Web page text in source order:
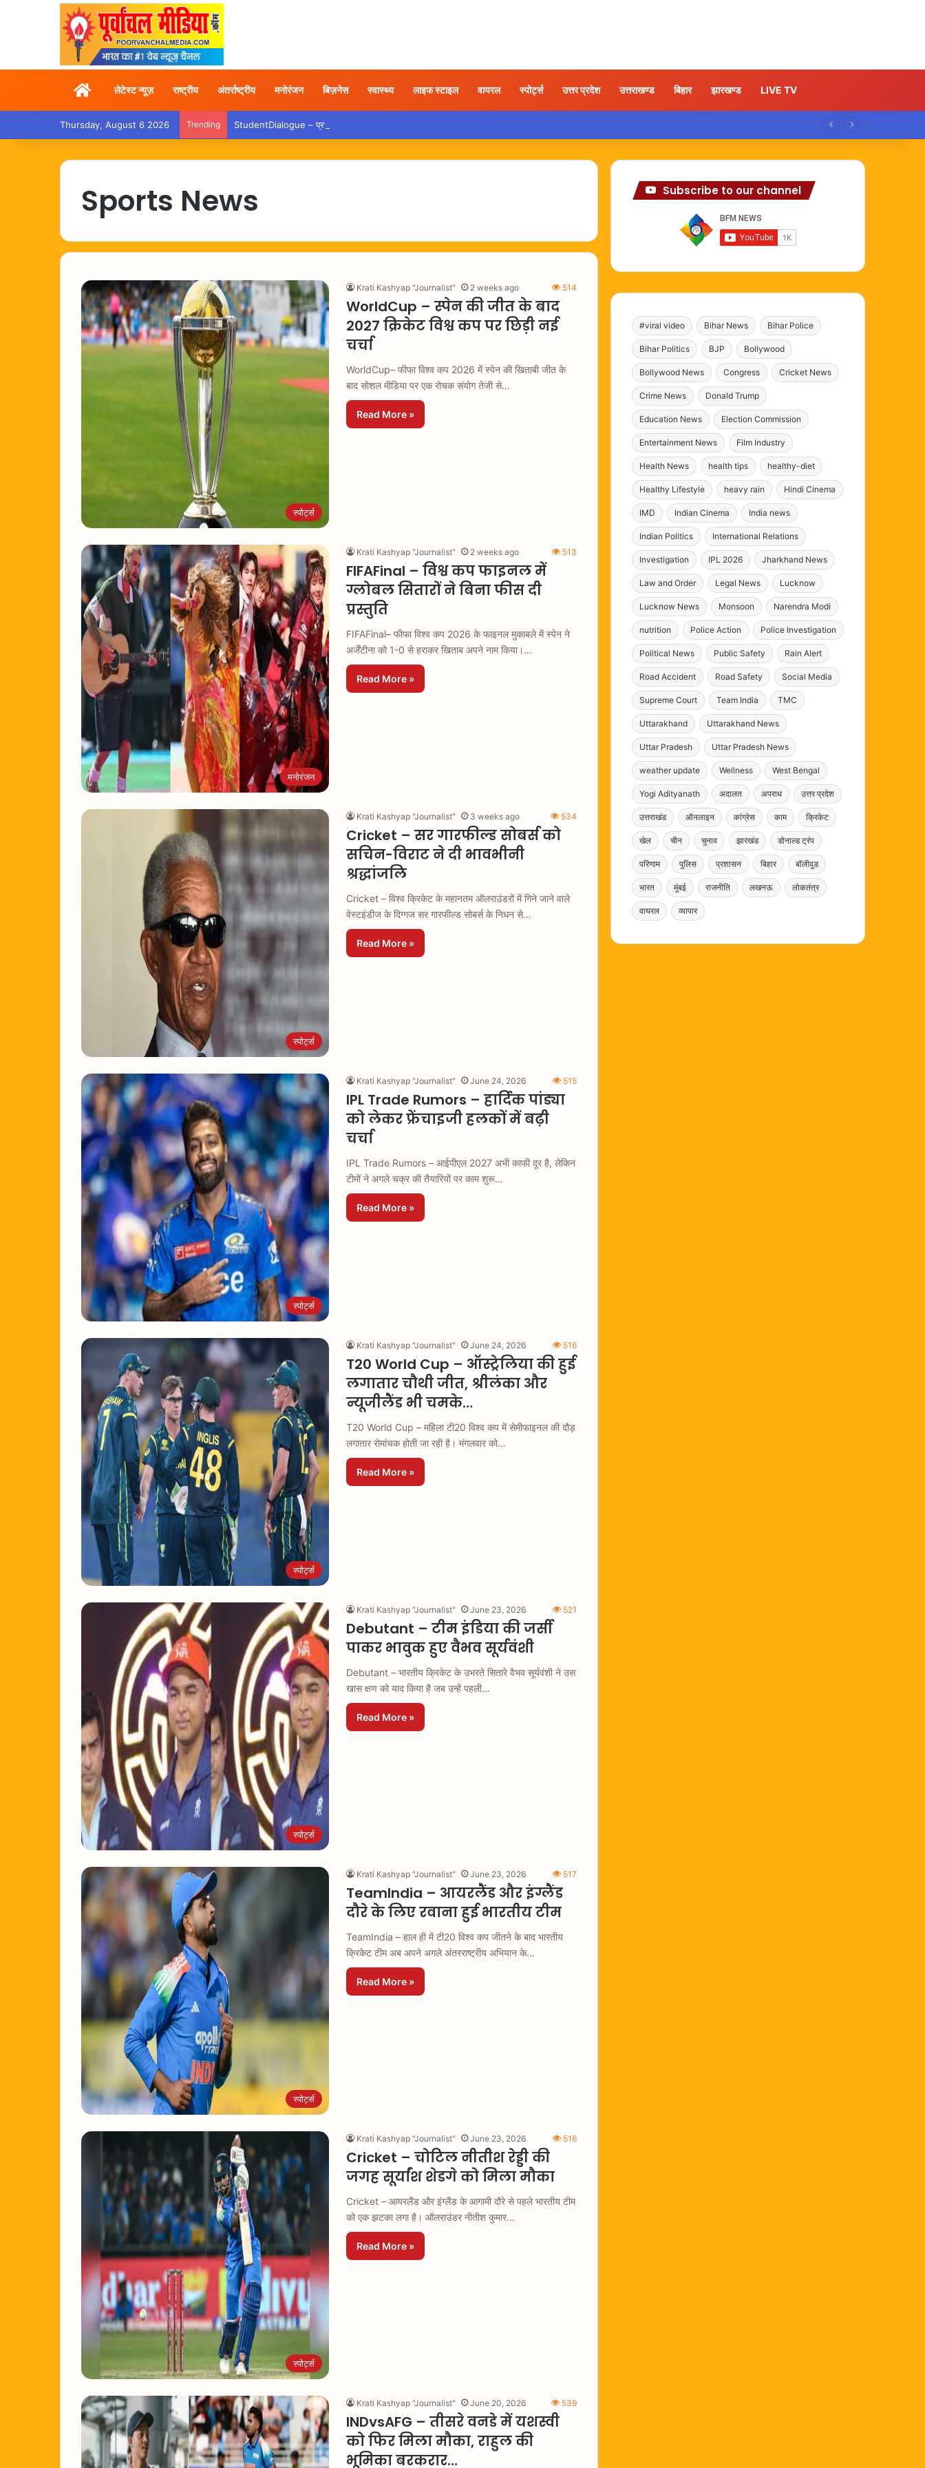
Homeलेटेस्ट न्यूज़ राष्ट्रीय अंतर्राष्ट्रीय मनोरंजन बिज़नेस स्वास्थ्य लाइफ स्टाइल वायरल स्पोर्ट्स उत्तर प्रदेश उत्तराखण्ड बिहार झारखण्ड LIVE TV
Thursday, August 6 2026 Trending StudentDialogue – प्रयागराज में राहुल गांधी के कार्यक्रम पर सियासत तेज, कांग्रेस ने लगाए दबाव के आरोप
Sports News
स्पोर्ट्स
Krati Kashyap "Journalist" 2 weeks ago 514
WorldCup – स्पेन की जीत के बाद
2027 क्रिकेट विश्व कप पर छिड़ी नई
चर्चा
WorldCup– फीफा विश्व कप 2026 में स्पेन की खिताबी जीत के
बाद सोशल मीडिया पर एक रोचक संयोग तेजी से…
Read More »
मनोरंजन
Krati Kashyap "Journalist" 2 weeks ago 513
FIFAFinal – विश्व कप फाइनल में
ग्लोबल सितारों ने बिना फीस दी
प्रस्तुति
FIFAFinal– फीफा विश्व कप 2026 के फाइनल मुकाबले में स्पेन ने
अर्जेंटीना को 1-0 से हराकर खिताब अपने नाम किया।…
Read More »
स्पोर्ट्स
Krati Kashyap "Journalist" 3 weeks ago 534
Cricket – सर गारफील्ड सोबर्स को
सचिन-विराट ने दी भावभीनी
श्रद्धांजलि
Cricket – विश्व क्रिकेट के महानतम ऑलराउंडरों में गिने जाने वाले
वेस्टइंडीज के दिग्गज सर गारफील्ड सोबर्स के निधन से…
Read More »
स्पोर्ट्स
Krati Kashyap "Journalist" June 24, 2026 515
IPL Trade Rumors – हार्दिक पांड्या
को लेकर फ्रेंचाइजी हलकों में बढ़ी
चर्चा
IPL Trade Rumors – आईपीएल 2027 अभी काफी दूर है, लेकिन
टीमों ने अगले चक्र की तैयारियों पर काम शुरू…
Read More »
स्पोर्ट्स
Krati Kashyap "Journalist" June 24, 2026 516
T20 World Cup – ऑस्ट्रेलिया की हुई
लगातार चौथी जीत, श्रीलंका और
न्यूजीलैंड भी चमके…
T20 World Cup – महिला टी20 विश्व कप में सेमीफाइनल की दौड़
लगातार रोमांचक होती जा रही है। मंगलवार को…
Read More »
स्पोर्ट्स
Krati Kashyap "Journalist" June 23, 2026 521
Debutant – टीम इंडिया की जर्सी
पाकर भावुक हुए वैभव सूर्यवंशी
Debutant – भारतीय क्रिकेट के उभरते सितारे वैभव सूर्यवंशी ने उस
खास क्षण को याद किया है जब उन्हें पहली…
Read More »
स्पोर्ट्स
Krati Kashyap "Journalist" June 23, 2026 517
TeamIndia – आयरलैंड और इंग्लैंड
दौरे के लिए रवाना हुई भारतीय टीम
TeamIndia – हाल ही में टी20 विश्व कप जीतने के बाद भारतीय
क्रिकेट टीम अब अपने अगले अंतरराष्ट्रीय अभियान के…
Read More »
स्पोर्ट्स
Krati Kashyap "Journalist" June 23, 2026 516
Cricket – चोटिल नीतीश रेड्डी की
जगह सूर्यांश शेडगे को मिला मौका
Cricket – आयरलैंड और इंग्लैंड के आगामी दौरे से पहले भारतीय टीम
को एक झटका लगा है। ऑलराउंडर नीतीश कुमार…
Read More »
Krati Kashyap "Journalist" June 20, 2026 539
INDvsAFG – तीसरे वनडे में यशस्वी
को फिर मिला मौका, राहुल की
भूमिका बरकरार…
Subscribe to our channel
#viral video Bihar News Bihar Police
Bihar Politics BJP Bollywood
Bollywood News Congress Cricket News
Crime News Donald Trump
Education News Election Commission
Entertainment News Film Industry
Health News health tips healthy-diet
Healthy Lifestyle heavy rain Hindi Cinema
IMD Indian Cinema India news
Indian Politics International Relations
Investigation IPL 2026 Jharkhand News
Law and Order Legal News Lucknow
Lucknow News Monsoon Narendra Modi
nutrition Police Action Police Investigation
Political News Public Safety Rain Alert
Road Accident Road Safety Social Media
Supreme Court Team India TMC
Uttarakhand Uttarakhand News
Uttar Pradesh Uttar Pradesh News
weather update Wellness West Bengal
Yogi Adityanath अदालत अपराध उत्तर प्रदेश
उत्तराखंड ऑनलाइन कांग्रेस काम क्रिकेट
खेल चीन चुनाव झारखंड डोनाल्ड ट्रंप
परिणाम पुलिस प्रशासन बिहार बॉलीवुड
भारत मुंबई राजनीति लखनऊ लोकतंत्र
वायरल व्यापार